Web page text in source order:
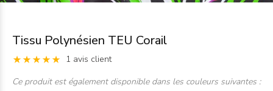
Tissu Polynésien TEU Corail
1 avis client
Ce produit est également disponible dans les couleurs suivantes :